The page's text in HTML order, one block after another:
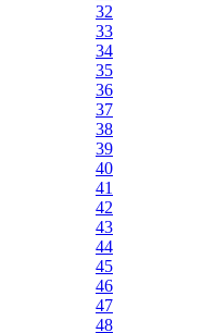
32
33
34
35
36
37
38
39
40
41
42
43
44
45
46
47
48